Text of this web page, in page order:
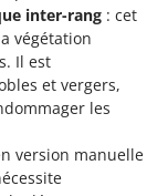
inter-rang : cet
végétation
Il est
et vergers,
les
version manuelle